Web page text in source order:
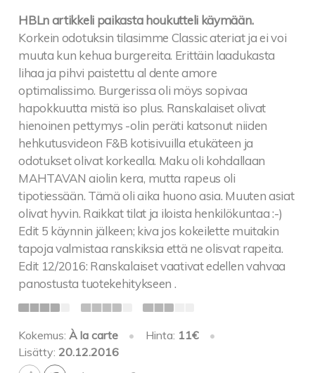
HBLn artikkeli paikasta houkutteli käymään.
Korkein odotuksin tilasimme Classic ateriat ja ei voi
muuta kun kehua burgereita. Erittäin laadukasta
lihaa ja pihvi paistettu al dente amore
optimalissimo. Burgerissa oli möys sopivaa
hapokkuutta mistä iso plus. Ranskalaiset olivat
hienoinen pettymys -olin peräti katsonut niiden
hehkutusvideon F&B kotisivuilla etukäteen ja
odotukset olivat korkealla. Maku oli kohdallaan
MAHTAVAN aiolin kera, mutta rapeus oli
tipotiessään. Tämä oli aika huono asia. Muuten asiat
olivat hyvin. Raikkat tilat ja iloista henkilökuntaa :-)
Edit 5 käynnin jälkeen; kiva jos kokeilette muitakin
tapoja valmistaa ranskiksia että ne olisvat rapeita.
Edit 12/2016: Ranskalaiset vaativat edellen vahvaa
panostusta tuotekehitykseen .
Kokemus:À la carte • Hinta: 11€
•
Lisätty: 20.12.2016